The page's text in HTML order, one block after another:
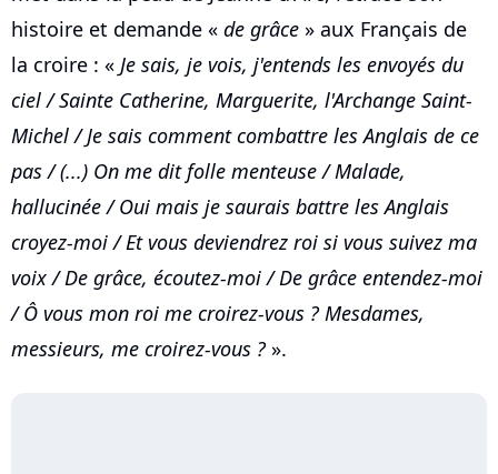
histoire et demande « de grâce » aux Français de
la croire : « Je sais, je vois, j'entends les envoyés du
ciel / Sainte Catherine, Marguerite, l'Archange Saint-
Michel / Je sais comment combattre les Anglais de ce
pas / (...) On me dit folle menteuse / Malade,
hallucinée / Oui mais je saurais battre les Anglais
croyez-moi / Et vous deviendrez roi si vous suivez ma
voix / De grâce, écoutez-moi / De grâce entendez-moi
/ Ô vous mon roi me croirez-vous ? Mesdames,
messieurs, me croirez-vous ?».